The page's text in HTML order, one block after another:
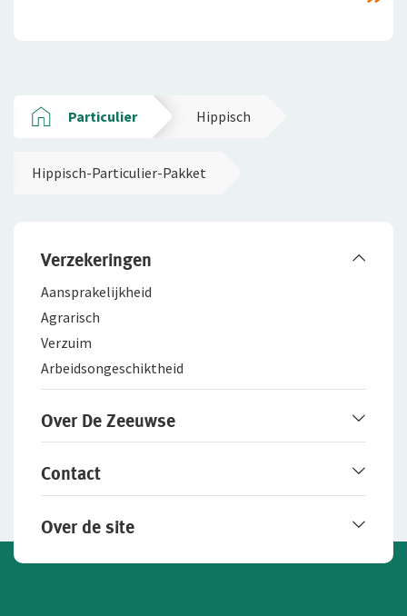
Particulier Hippisch
Hippisch-Particulier-Pakket
Verzekeringen
Aansprakelijkheid
Agrarisch
Verzuim
Arbeidsongeschiktheid
Over De Zeeuwse
Werken bij De Zeeuwse
Contact
Contactgegevens
Over de site
Disclaimer